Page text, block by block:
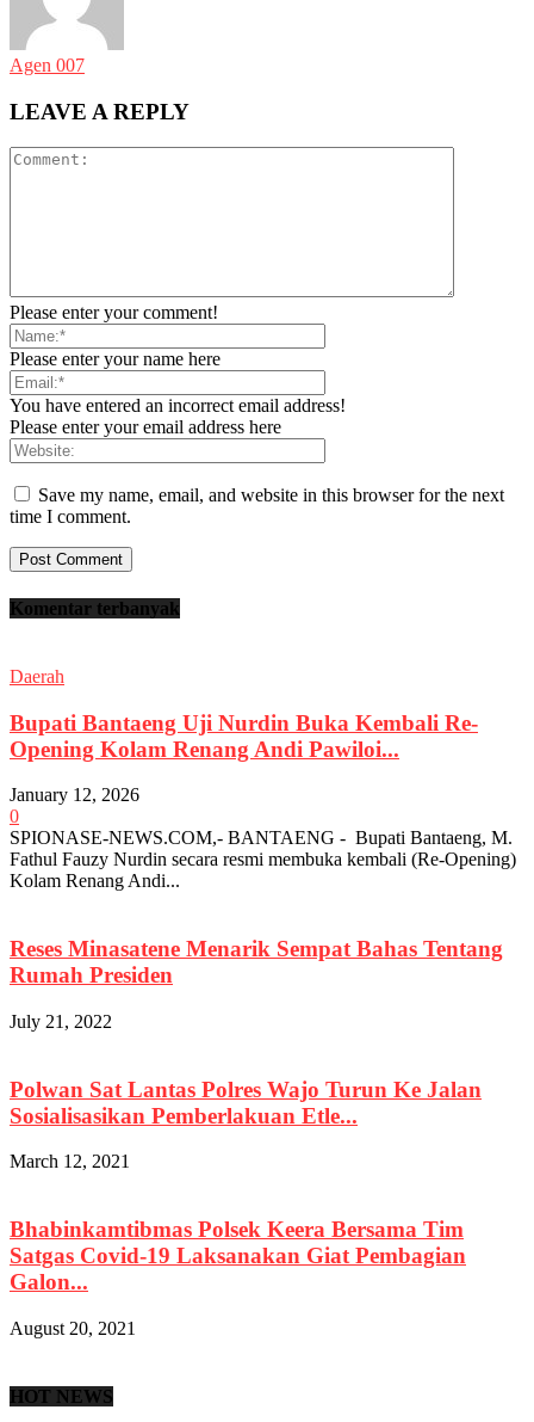
Agen 007
LEAVE A REPLY
Please enter your comment!
Please enter your name here
You have entered an incorrect email address!
Please enter your email address here
Save my name, email, and website in this browser for the next
time I comment.
Komentar terbanyak
Daerah
Bupati Bantaeng Uji Nurdin Buka Kembali Re-
Opening Kolam Renang Andi Pawiloi...
January 12, 2026
0
SPIONASE-NEWS.COM,- BANTAENG - Bupati Bantaeng, M.
Fathul Fauzy Nurdin secara resmi membuka kembali (Re-Opening)
Kolam Renang Andi...
Reses Minasatene Menarik Sempat Bahas Tentang
Rumah Presiden
July 21, 2022
Polwan Sat Lantas Polres Wajo Turun Ke Jalan
Sosialisasikan Pemberlakuan Etle...
March 12, 2021
Bhabinkamtibmas Polsek Keera Bersama Tim
Satgas Covid-19 Laksanakan Giat Pembagian
Galon...
August 20, 2021
HOT NEWS